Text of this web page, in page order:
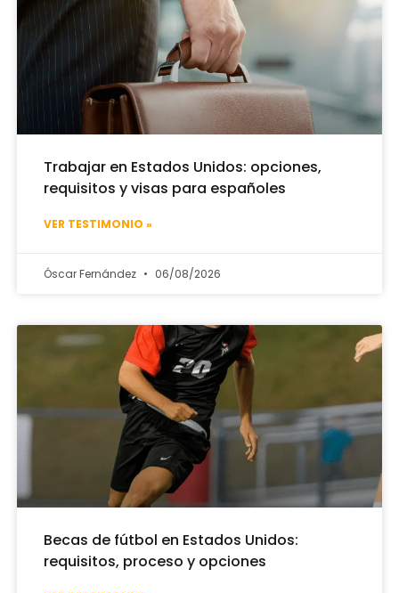
Trabajar en Estados Unidos: opciones,
requisitos y visas para españoles
VER TESTIMONIO »
Óscar Fernández 06/08/2026
Becas de fútbol en Estados Unidos:
requisitos, proceso y opciones